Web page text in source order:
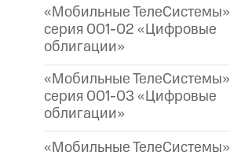
«Мобильные ТелеСистемы»
серия 001-02 «Цифровые
облигации»
«Мобильные ТелеСистемы»
серия 001-03 «Цифровые
облигации»
«Мобильные ТелеСистемы»